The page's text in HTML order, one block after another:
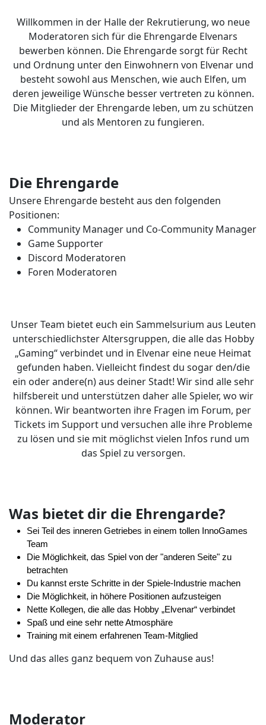
Willkommen in der Halle der Rekrutierung, wo neue
Moderatoren sich für die Ehrengarde Elvenars
bewerben können. Die Ehrengarde sorgt für Recht
und Ordnung unter den Einwohnern von Elvenar und
besteht sowohl aus Menschen, wie auch Elfen, um
deren jeweilige Wünsche besser vertreten zu können.
Die Mitglieder der Ehrengarde leben, um zu schützen
und als Mentoren zu fungieren.
Die Ehrengarde
Unsere Ehrengarde besteht aus den folgenden
Positionen:
Community Manager und Co-Community Manager
Game Supporter
Discord Moderatoren
Foren Moderatoren
Unser Team bietet euch ein Sammelsurium aus Leuten
unterschiedlichster Altersgruppen, die alle das Hobby
„Gaming“ verbindet und in Elvenar eine neue Heimat
gefunden haben. Vielleicht findest du sogar den/die
ein oder andere(n) aus deiner Stadt! Wir sind alle sehr
hilfsbereit und unterstützen daher alle Spieler, wo wir
können. Wir beantworten ihre Fragen im Forum, per
Tickets im Support und versuchen alle ihre Probleme
zu lösen und sie mit möglichst vielen Infos rund um
das Spiel zu versorgen.
Was bietet dir die Ehrengarde?
Sei Teil des inneren Getriebes in einem tollen InnoGames
Team
Die Möglichkeit, das Spiel von der "anderen Seite" zu
betrachten
Du kannst erste Schritte in der Spiele-Industrie machen
Die Möglichkeit, in höhere Positionen aufzusteigen
Nette Kollegen, die alle das Hobby „Elvenar“ verbindet
Spaß und eine sehr nette Atmosphäre
Training mit einem erfahrenen Team-Mitglied
Und das alles ganz bequem von Zuhause aus!
Moderator